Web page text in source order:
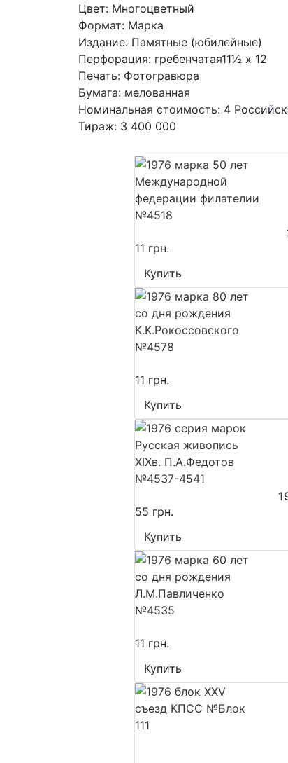
Цвет: Многоцветный
Формат: Марка
Издание: Памятные (юбилейные)
Перфорация: гребенчатая11½ x 12
Печать: Фотогравюра
Бумага: мелованная
Номинальная стоимость: 4
Тираж: 3 400 000
11 грн.
Купить
11 грн.
Купить
55 грн.
Купить
11 грн.
Купить